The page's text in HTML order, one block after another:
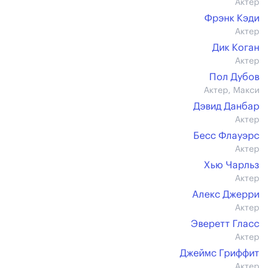
Актер
Фрэнк Кэди
Актер
Дик Коган
Актер
Пол Дубов
Актер, Макси
Дэвид Данбар
Актер
Бесс Флауэрс
Актер
Хью Чарльз
Актер
Алекс Джерри
Актер
Эверетт Гласс
Актер
Джеймс Гриффит